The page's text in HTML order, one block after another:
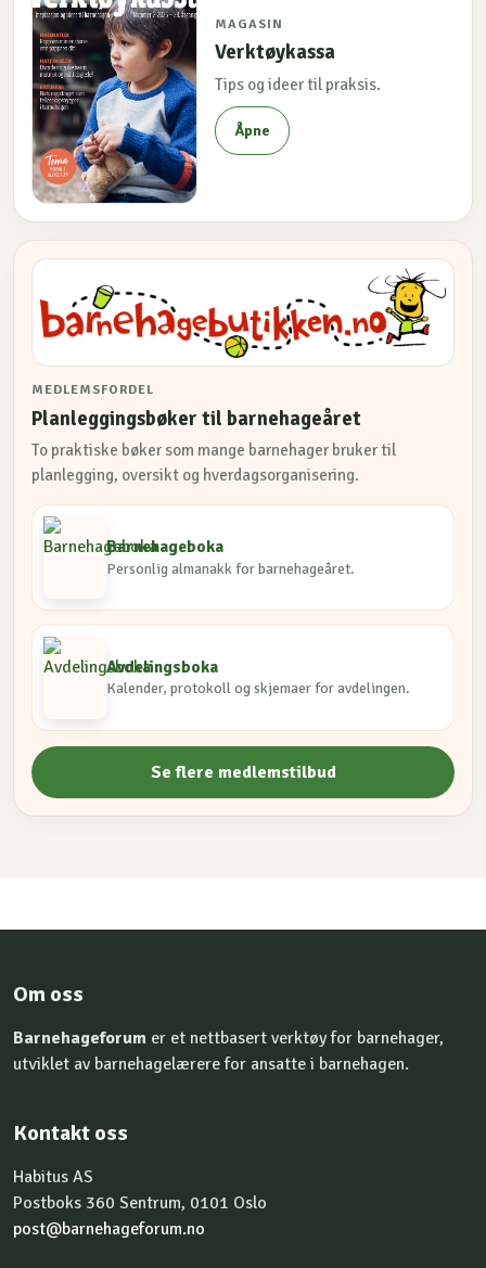
MAGASIN
Verktøykassa
Tips og ideer til praksis.
Åpne
MEDLEMSFORDEL
Planleggingsbøker til barnehageåret
To praktiske bøker som mange barnehager bruker til
planlegging, oversikt og hverdagsorganisering.
Barnehageboka
Personlig almanakk for barnehageåret.
Avdelingsboka
Kalender, protokoll og skjemaer for avdelingen.
Se flere medlemstilbud
Om oss
Barnehageforum er et nettbasert verktøy for barnehager,
utviklet av barnehagelærere for ansatte i barnehagen.
Kontakt oss
Habitus AS
Postboks 360 Sentrum, 0101 Oslo
post@barnehageforum.no